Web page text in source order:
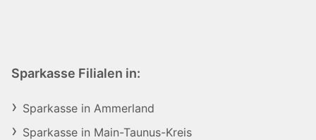
Sparkasse Filialen in:
Sparkasse in Ammerland
Sparkasse in Main-Taunus-Kreis